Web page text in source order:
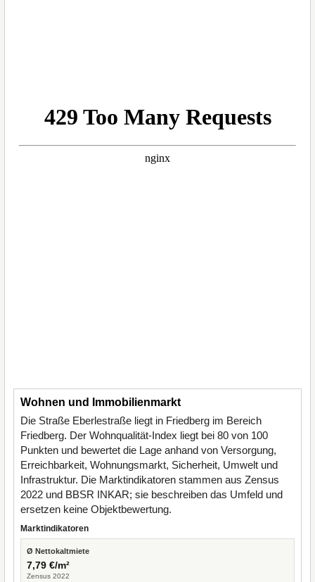
Wohnen und Immobilienmarkt
Die Straße Eberlestraße liegt in Friedberg im Bereich
Friedberg. Der Wohnqualität-Index liegt bei 80 von 100
Punkten und bewertet die Lage anhand von Versorgung,
Erreichbarkeit, Wohnungsmarkt, Sicherheit, Umwelt und
Infrastruktur. Die Marktindikatoren stammen aus Zensus
2022 und BBSR INKAR; sie beschreiben das Umfeld und
ersetzen keine Objektbewertung.
Marktindikatoren
Ø Nettokaltmiete
7,79 €/m²
Zensus 2022